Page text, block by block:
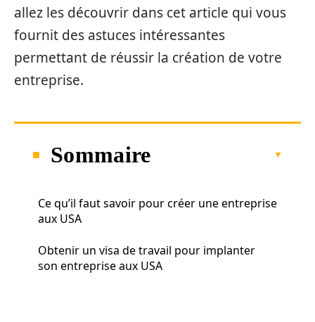
allez les découvrir dans cet article qui vous
fournit des astuces intéressantes
permettant de réussir la création de votre
entreprise.
Sommaire
Ce qu’il faut savoir pour créer une entreprise
aux USA
Obtenir un visa de travail pour implanter
son entreprise aux USA